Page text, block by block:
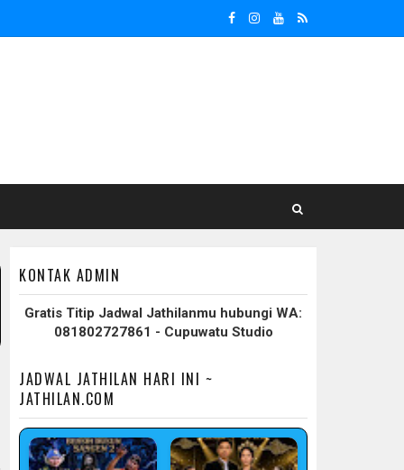
KONTAK ADMIN
Gratis Titip Jadwal Jathilanmu hubungi WA:
081802727861 - Cupuwatu Studio
JADWAL JATHILAN HARI INI ~
JATHILAN.COM